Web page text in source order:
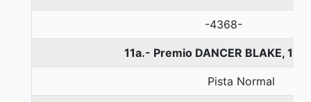
-4368-
11a.- Premio DANCER BLAKE,
Pista Normal